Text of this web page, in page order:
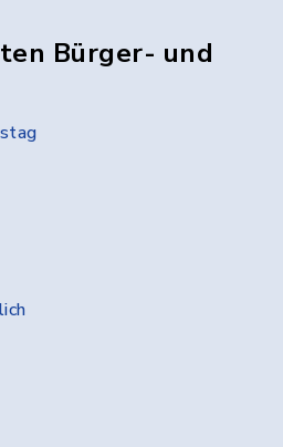
Bürger- und